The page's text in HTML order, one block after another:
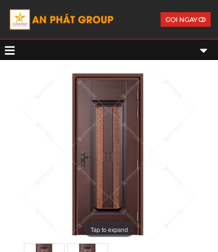
GỌI NGAY
Tap to expand
Tap to expand